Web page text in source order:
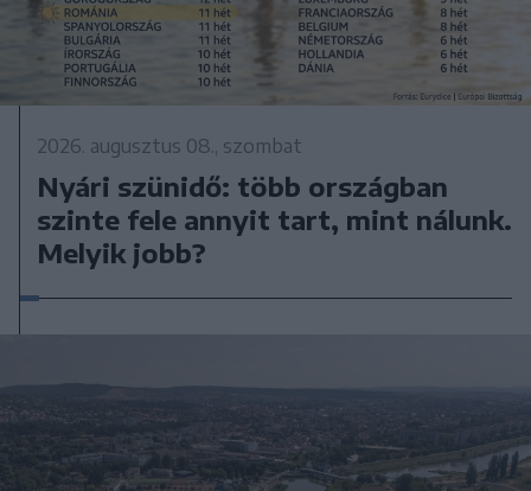
2026. augusztus 08., szombat
Nyári szünidő: több országban
szinte fele annyit tart, mint nálunk.
Melyik jobb?